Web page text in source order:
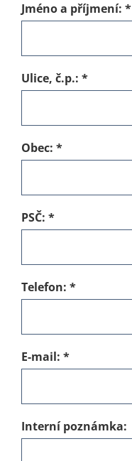
Jméno a příjmení: *
Ulice, č.p.: *
Obec: *
PSČ: *
Telefon: *
E-mail: *
Interní poznámka: